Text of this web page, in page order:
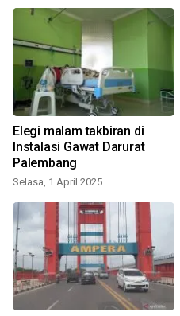
Elegi malam takbiran di
Instalasi Gawat Darurat
Palembang
Selasa, 1 April 2025